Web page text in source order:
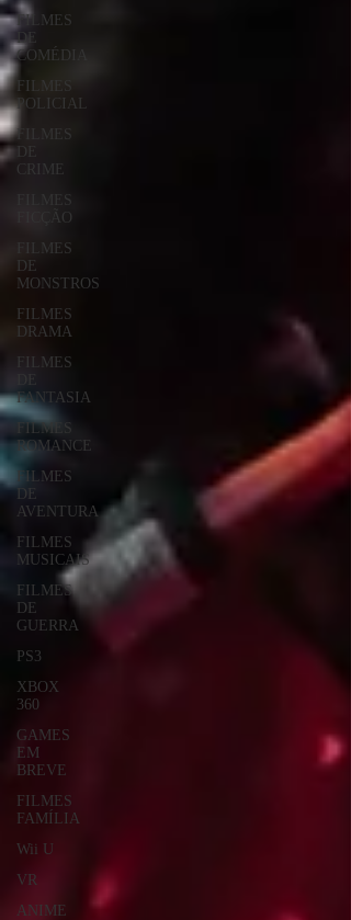
FILMES
DE
COMÉDIA
FILMES
POLICIAL
FILMES
DE
CRIME
FILMES
FICÇÃO
FILMES
DE
MONSTROS
FILMES
DRAMA
FILMES
FANTASIA
FILMES
ROMANCE
FILMES
DE
AVENTURA
FILMES
MUSICAIS
FILMES
DE
GUERRA
PS3
XBOX
360
GAMES
EM
BREVE
FILMES
FAMÍLIA
Wii U
VR
ANIME